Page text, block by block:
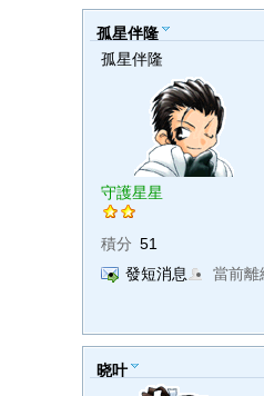
孤星伴隆
孤星伴隆
守護星星
積分 51
發短消息
當前離
晓叶